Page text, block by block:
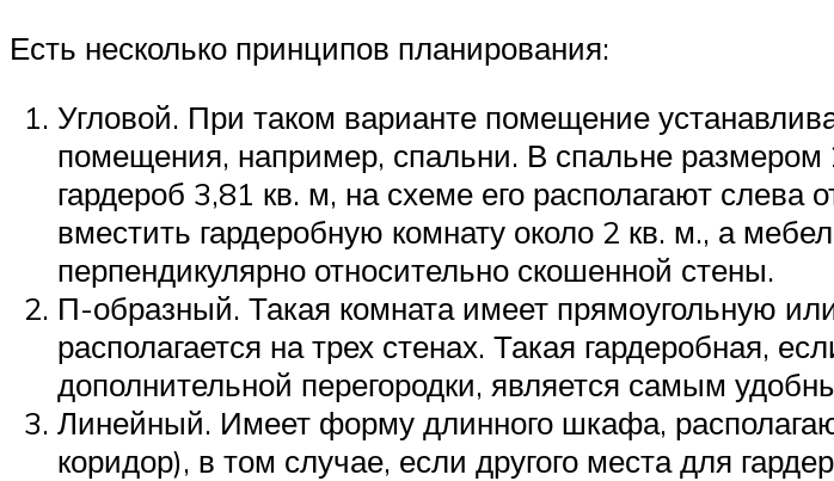
Есть несколько принципов планирования:
Угловой. При таком варианте помещение
помещения, например, спальни. В спальне
гардероб 3,81 кв. м, на схеме его располагают
вместить гардеробную комнату около 2 кв. м., а
перпендикулярно относительно скошенной стены.
П-образный. Такая комната имеет прямоугольную
располагается на трех стенах. Такая гардеробная,
дополнительной перегородки, является самым
Линейный. Имеет форму длинного шкафа,
коридор), в том случае, если другого места для